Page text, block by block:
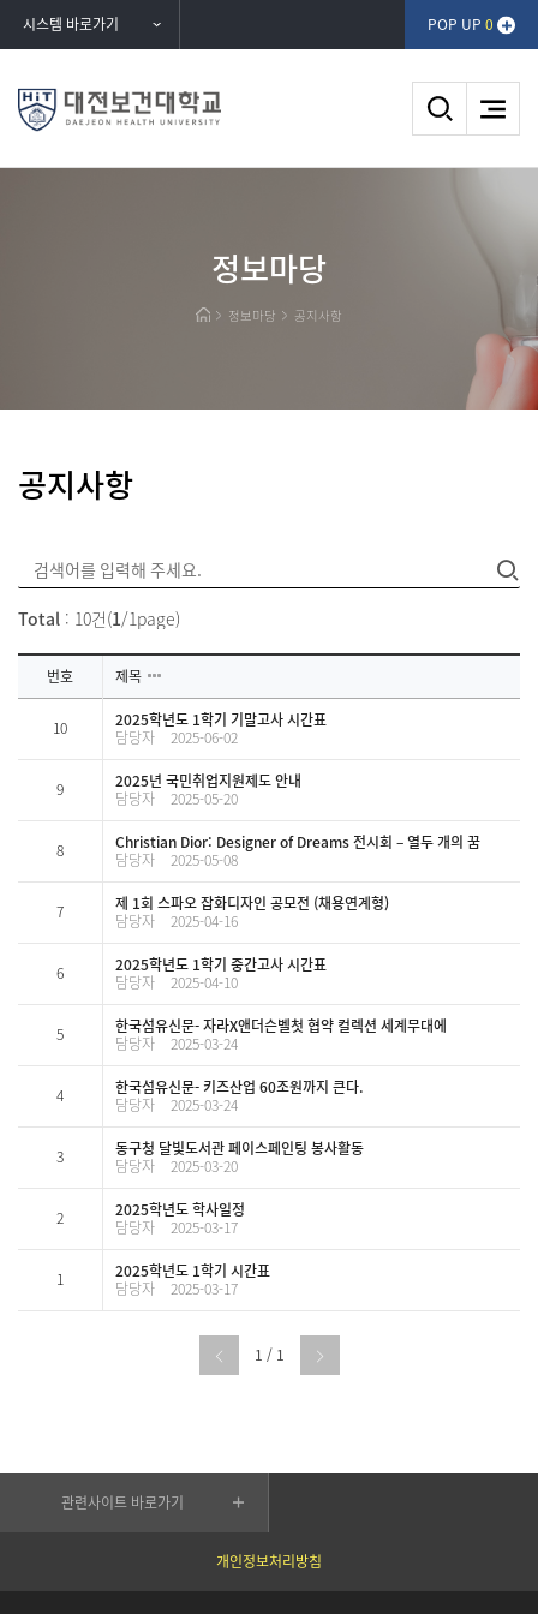
건너뛰기시스템 바로가기 POP UP 0
대전보건대학교정보마당
정보마당 공지사항
공지사항
Total : 10건(1/1page)
번호 제목
10
2025학년도 1학기 기말고사 시간표
담당자
2025-06-02
9
2025년 국민취업지원제도 안내
담당자
2025-05-20
8
Christian Dior: Designer of Dreams 전시회 – 열두 개의 꿈
담당자
2025-05-08
7
제 1회 스파오 잡화디자인 공모전 (채용연계형)
담당자
2025-04-16
6
2025학년도 1학기 중간고사 시간표
담당자
2025-04-10
5
한국섬유신문- 자라X앤더슨벨첫 협약 컬렉션 세계무대에
담당자
2025-03-24
4
한국섬유신문- 키즈산업 60조원까지 큰다.
담당자
2025-03-24
3
동구청 달빛도서관 페이스페인팅 봉사활동
담당자
2025-03-20
2
2025학년도 학사일정
담당자
2025-03-17
1
2025학년도 1학기 시간표
담당자
2025-03-17
1 / 1
관련사이트 바로가기
개인정보처리방침